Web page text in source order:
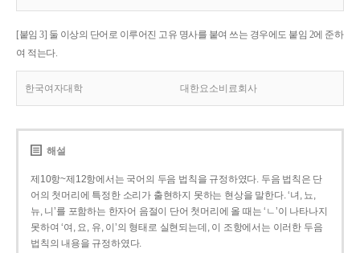
[붙임 3] 둘 이상의 단어로 이루어진 고유 명사를 붙여 쓰는 경우에도 붙임 2에 준하
여 적는다.
한국여자대학 대한요소비료회사
해설
제10항~제12항에서는 국어의 두음 법칙을 규정하였다. 두음 법칙은 단
어의 첫머리에 특정한 소리가 출현하지 못하는 현상을 말한다. ‘녀, 뇨,
뉴, 니’를 포함하는 한자어 음절이 단어 첫머리에 올 때는 ‘ㄴ’이 나타나지
못하여 ‘여, 요, 유, 이’의 형태로 실현되는데, 이 조항에서는 이러한 두음
법칙의 내용을 규정하였다.